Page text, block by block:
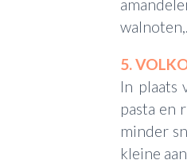
5.
In plaats
pasta en
minder
kleine